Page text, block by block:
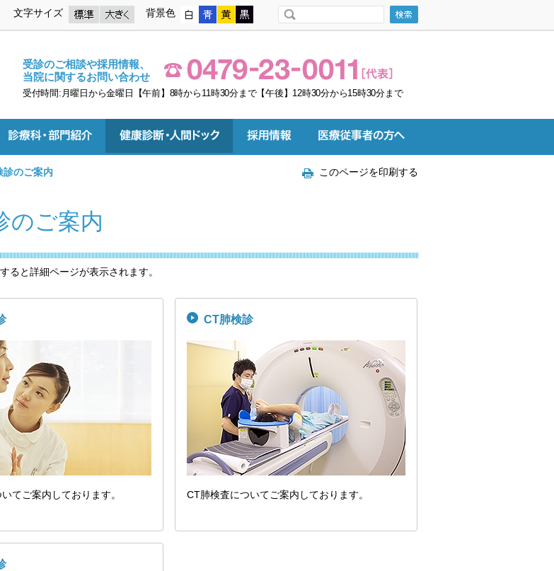
文字サイズ 背景色
受診のご相談や採用情報、
当院に関するお問い合わせ
受付時間:月曜日から金曜日【午前】8時から11時30分まで【午後】12時30分から15時30分まで
診のご案内 このページを印刷する
のご案内
ると詳細ページが表示されます。
てご案内しております。
CT肺検診
CT肺検査についてご案内しております。